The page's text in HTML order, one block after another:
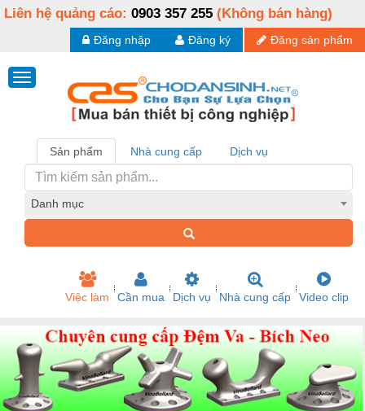
Liên hệ quảng cáo: 0903 357 255 (Không bán hàng)
Đăng sản phẩm
Đăng ký
Đăng nhập
Sản phẩm Nhà cung cấp Dịch vụ
Danh mục
Việc làm Cần mua Dịch vụ Nhà cung cấp Video clip